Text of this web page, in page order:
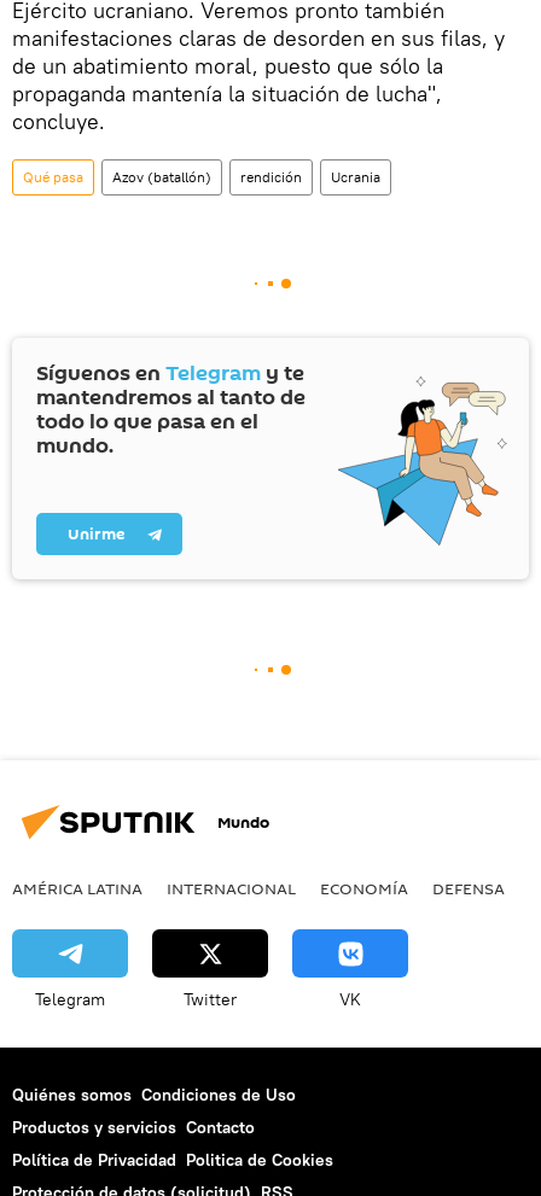
Ejército ucraniano. Veremos pronto también
manifestaciones claras de desorden en sus filas, y
de un abatimiento moral, puesto que sólo la
propaganda mantenía la situación de lucha",
concluye.
Qué pasa Azov (batallón) rendición Ucrania
Síguenos en Telegram y te
mantendremos al tanto de
todo lo que pasa en el
mundo.
Unirme
Mundo
AMÉRICA LATINA INTERNACIONAL ECONOMÍA DEFENSA
Telegram Twitter VK
Quiénes somos Condiciones de Uso
Productos y servicios Contacto
Política de Privacidad Politica de Cookies